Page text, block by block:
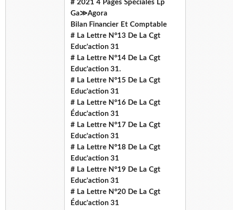
# 2021 4 Pages Spéciales Lp
Ga≫Agora
Bilan Financier Et Comptable
# La Lettre N°13 De La Cgt
Educ'action 31
# La Lettre N°14 De La Cgt
Educ'action 31.
# La Lettre N°15 De La Cgt
Educ'action 31
# La Lettre N°16 De La Cgt
Éduc'action 31
# La Lettre N°17 De La Cgt
Educ'action 31
# La Lettre N°18 De La Cgt
Educ'action 31
# La Lettre N°19 De La Cgt
Educ'action 31
# La Lettre N°20 De La Cgt
Éduc'action 31